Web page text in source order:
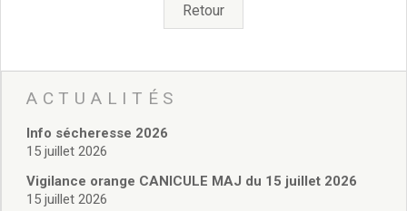
Pour venir nous voir
administratives
Services Techniques
Affaires Scolaires
Vie associative
Police Municipale/règlementation
Cimetière/réglementation funéraire
Retour
ACTUALITÉS
Info sécheresse 2026
15 juillet 2026
Vigilance orange CANICULE MAJ du 15 juillet 2026
15 juillet 2026